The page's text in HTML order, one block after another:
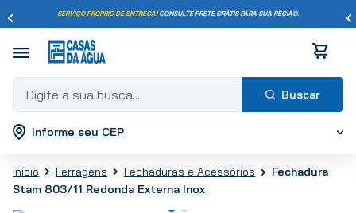
SERVIÇO PRÓPRIO DE ENTREGA!CONSULTE FRETE GRÁTIS PARA SUA REGIÃO.
Digite a sua busca...
Informe seu CEP
Ferragens Fechaduras e Acessórios
Fechadura
Stam 803/11 Redonda Externa Inox
Termos mais buscados
º
porcelanato